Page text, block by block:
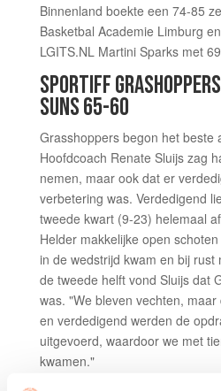
Binnenland boekte een 74-85
Basketbal Academie Limburg
LGITS.NL Martini Sparks met
SPORTIFF
SUNS 65-60
Grasshoppers begon het beste
Hoofdcoach Renate Sluijs zag
nemen, maar ook dat er
verbetering was. Verdedigend
tweede kwart (9-23) helemaal
Helder makkelijke open
in de wedstrijd kwam en bij rust
de tweede helft vond Sluijs dat
was. "We bleven vechten,
en verdedigend werden de
uitgevoerd, waardoor we met
kwamen."
In het vierde kwart viel de